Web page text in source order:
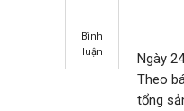
Bình
luận
Ngày
Theo
tổng